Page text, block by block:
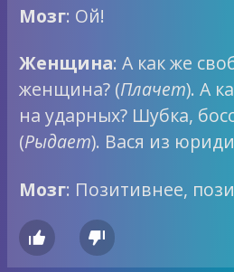
Мозг: Ой!
Женщина: А как же
женщина? (Плачет). А
на ударных? Шубка,
(Рыдает). Вася из
Мозг: Позитивнее,
 